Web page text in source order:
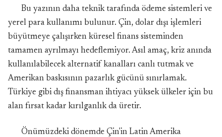
Bu yazının daha teknik tarafında ödeme sistemleri ve
yerel para kullanımı bulunur. Çin, dolar dışı işlemleri
büyütmeye çalışırken küresel finans sisteminden
tamamen ayrılmayı hedeflemiyor. Asıl amaç, kriz anında
kullanılabilecek alternatif kanalları canlı tutmak ve
Amerikan baskısının pazarlık gücünü sınırlamak.
Türkiye gibi dış finansman ihtiyacı yüksek ülkeler için bu
alan fırsat kadar kırılganlık da üretir.
Önümüzdeki dönemde Çin'in Latin Amerika